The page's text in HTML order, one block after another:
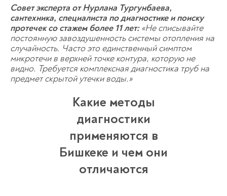
Совет эксперта от Нурлана Тургунбаева,
сантехника, специалиста по диагностике и поиску
протечек со стажем более 11 лет:«Не списывайте
постоянную завоздушенность системы отопления на
случайность. Часто это единственный симптом
микротечи в верхней точке контура, которую не
видно. Требуется комплекснаядиагностика труб на
предмет скрытой утечки воды.»
Какие методы
диагностики
применяются в
Бишкеке и чем они
отличаются
Пожалуйста, докажите, что вы
человек, выбравчашку.
Спасибо!
Менеджер свяжется с вами в
течение 3-x минут.